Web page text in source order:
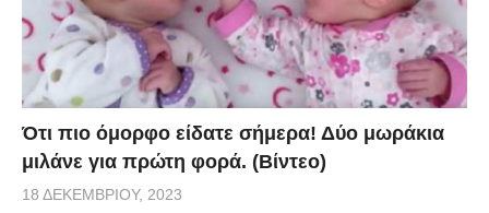
Ότι πιο όμορφο είδατε σήμερα! Δύο μωράκια
μιλάνε για πρώτη φορά. (Βίντεο)
18 ΔΕΚΕΜΒΡΊΟΥ, 2023